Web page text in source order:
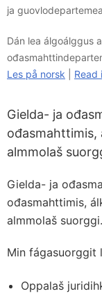
ja
Dán lea álgoálggus
Les på norsk
Read
Gielda- ja
ođasmahttimis,
almmolaš
Gielda- ja
ođasmahttimis,
almmolaš suorggi.
Min fágasuorggit
Oppalaš